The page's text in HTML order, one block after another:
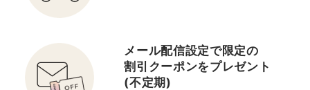
メール配信設定で限定の
割引クーポンをプレゼント
(不定期)